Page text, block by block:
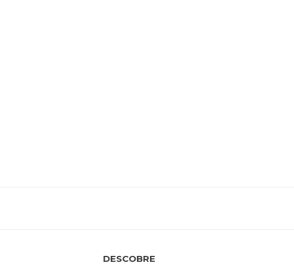
DESCOBRE